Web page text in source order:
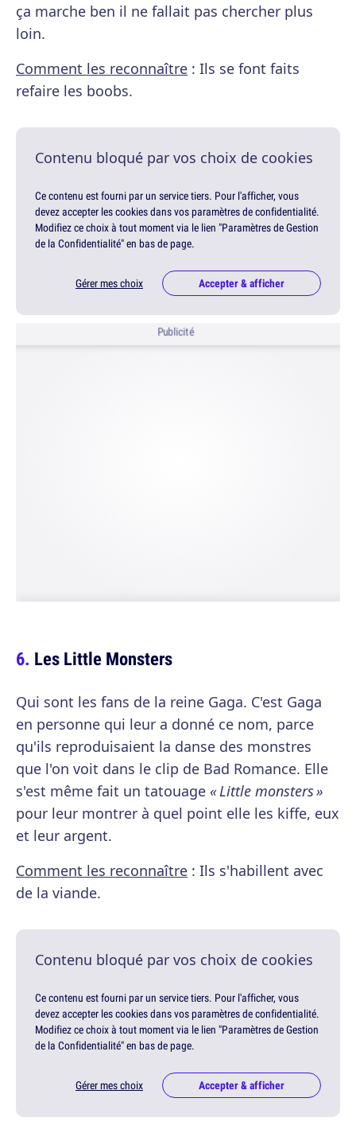
ça marche ben il ne fallait pas chercher plus
loin.
Comment les reconnaître : Ils se font faits
refaire les boobs.
Contenu bloqué par vos choix de cookies
Ce contenu est fourni par un service tiers. Pour l'afficher, vous
devez accepter les cookies dans vos paramètres de confidentialité.
Modifiez ce choix à tout moment via le lien "Paramètres de Gestion
de la Confidentialité" en bas de page.
Gérer mes choix Accepter & afficher
Publicité
Les Little Monsters
Qui sont les fans de la reine Gaga. C'est Gaga
en personne qui leur a donné ce nom, parce
qu'ils reproduisaient la danse des monstres
que l'on voit dans le clip de Bad Romance. Elle
s'est même fait un tatouage « Little monsters »
pour leur montrer à quel point elle les kiffe, eux
et leur argent.
Comment les reconnaître : Ils s'habillent avec
de la viande.
Contenu bloqué par vos choix de cookies
Ce contenu est fourni par un service tiers. Pour l'afficher, vous
devez accepter les cookies dans vos paramètres de confidentialité.
Modifiez ce choix à tout moment via le lien "Paramètres de Gestion
de la Confidentialité" en bas de page.
Gérer mes choix Accepter & afficher